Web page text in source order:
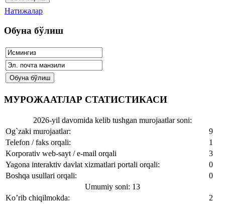
Натижалар
Обуна бўлиш
МУРОЖААТЛАР СТАТИСТИКАСИ
2026-yil davomida kelib tushgan murojaatlar soni:
Og`zaki murojaatlar:
9
Telefon / faks orqali:
1
Korporativ web-sayt / e-mail orqali
3
Yagona interaktiv davlat xizmatlari portali orqali:
0
Boshqa usullari orqali:
0
Umumiy soni: 13
Ko’rib chiqilmokda:
2